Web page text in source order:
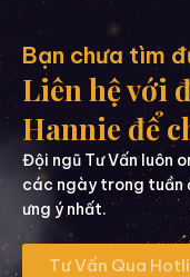
Bạn chưa tìm
Liên hệ với
Hannie để
Đội ngũ Tư Vấn luôn
các ngày trong tuần
ưng ý nhất.
Tư Vấn Qua